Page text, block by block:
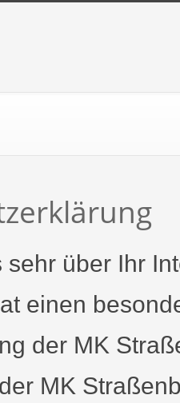
sehr über Ihr
einen
der MK
MK